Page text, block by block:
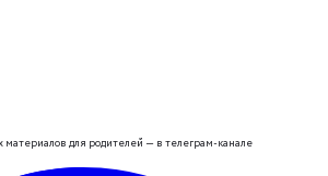
для родителей — в телеграм-канале